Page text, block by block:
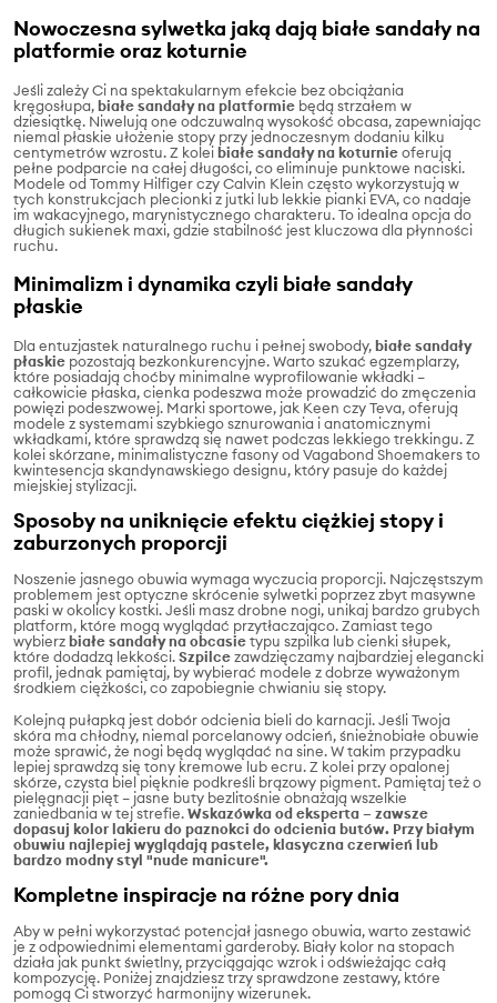
Nowoczesna sylwetka jaką dają białe sandały na
platformie oraz koturnie
Jeśli zależy Ci na spektakularnym efekcie bez obciążania
kręgosłupa,białe sandały na platformie będą strzałem w
dziesiątkę. Niwelują one odczuwalną wysokość obcasa, zapewniając
niemal płaskie ułożenie stopy przy jednoczesnym dodaniu kilku
centymetrów wzrostu. Z koleibiałe sandały na koturnieoferują
pełne podparcie na całej długości, co eliminuje punktowe naciski.
Modele od Tommy Hilfiger czy Calvin Klein często wykorzystują w
tych konstrukcjach plecionki z jutki lub lekkie pianki EVA, co nadaje
im wakacyjnego, marynistycznego charakteru. To idealna opcja do
długich sukienek maxi, gdzie stabilność jest kluczowa dla płynności
ruchu.
Minimalizm i dynamika czyli białe sandały
płaskie
Dla entuzjastek naturalnego ruchu i pełnej swobody,białe sandały
płaskie pozostają bezkonkurencyjne. Warto szukać egzemplarzy,
które posiadają choćby minimalne wyprofilowanie wkładki –
całkowicie płaska, cienka podeszwa może prowadzić do zmęczenia
powięzi podeszwowej. Marki sportowe, jak Keen czy Teva, oferują
modele z systemami szybkiego sznurowania i anatomicznymi
wkładkami, które sprawdzą się nawet podczas lekkiego trekkingu. Z
kolei skórzane, minimalistyczne fasony od Vagabond Shoemakers to
kwintesencja skandynawskiego designu, który pasuje do każdej
miejskiej stylizacji.
Sposoby na uniknięcie efektu ciężkiej stopy i
zaburzonych proporcji
Noszenie jasnego obuwia wymaga wyczucia proporcji. Najczęstszym
problemem jest optyczne skrócenie sylwetki poprzez zbyt masywne
paski w okolicy kostki. Jeśli masz drobne nogi, unikaj bardzo grubych
platform, które mogą wyglądać przytłaczająco. Zamiast tego
wybierzbiałe sandały na obcasietypu szpilka lub cienki słupek,
które dodadzą lekkości.Szpilcezawdzięczamy najbardziej elegancki
profil, jednak pamiętaj, by wybierać modele z dobrze wyważonym
środkiem ciężkości, co zapobiegnie chwianiu się stopy.
Kolejną pułapką jest dobór odcienia bieli do karnacji. Jeśli Twoja
skóra ma chłodny, niemal porcelanowy odcień, śnieżnobiałe obuwie
może sprawić, że nogi będą wyglądać na sine. W takim przypadku
lepiej sprawdzą się tony kremowe lub ecru. Z kolei przy opalonej
skórze, czysta biel pięknie podkreśli brązowy pigment. Pamiętaj też o
pielęgnacji pięt – jasne buty bezlitośnie obnażają wszelkie
zaniedbania w tej strefie.Wskazówka od eksperta – zawsze
dopasuj kolor lakieru do paznokci do odcienia butów. Przy białym
obuwiu najlepiej wyglądają pastele, klasyczna czerwień lub
bardzo modny styl "nude manicure".
Kompletne inspiracje na różne pory dnia
Aby w pełni wykorzystać potencjał jasnego obuwia, warto zestawić
je z odpowiednimi elementami garderoby. Biały kolor na stopach
działa jak punkt świetlny, przyciągając wzrok i odświeżając całą
kompozycję. Poniżej znajdziesz trzy sprawdzone zestawy, które
pomogą Ci stworzyć harmonijny wizerunek.